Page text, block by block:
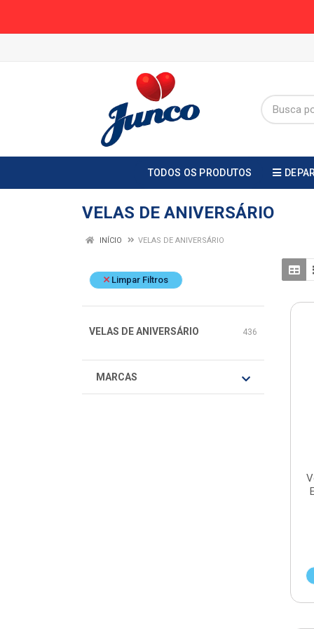
TODOS OS PRODUTOS
VELAS DE ANIVERSÁRIO
INÍCIO VELAS DE ANIVERSÁRIO
Limpar Filtros
VELAS DE ANIVERSÁRIO 436
MARCAS